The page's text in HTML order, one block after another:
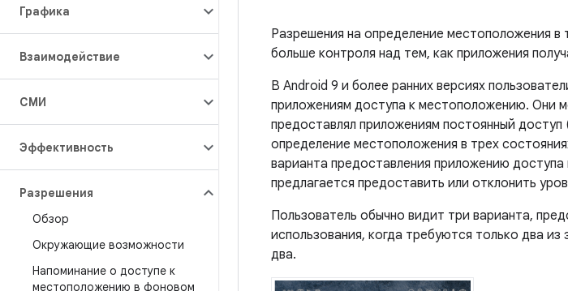
Графика
Взаимодействие
СМИ
Эффективность
Разрешения
Обзор
Окружающие возможности
Напоминание о доступе к
местоположению в фоновом
Разрешения на определение местоположения
больше контроля над тем, как приложения
В Android 9 и более ранних версиях
приложениям доступа к местоположению. Они
предоставлял приложениям постоянный
определение местоположения в трех
варианта предоставления приложению
предлагается предоставить или отклонить
Пользователь обычно видит три варианта,
использования, когда требуются только два
два.